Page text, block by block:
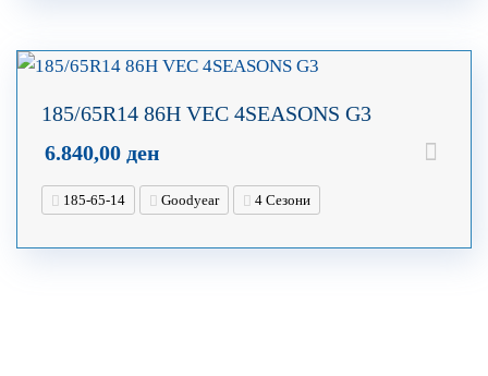
185/65R14 86H VEC 4SEASONS G3
6.840,00 ден
185-65-14 Goodyear 4 Сезони